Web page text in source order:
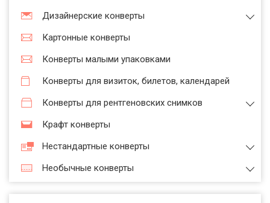
Дизайнерские конверты
Картонные конверты
Конверты малыми упаковками
Конверты для визиток, билетов, календарей
Конверты для рентгеновских снимков
Крафт конверты
Нестандартные конверты
Необычные конверты